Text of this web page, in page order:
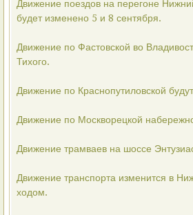
Движение поездов на перегоне
будет изменено 5 и 8 сентября.
Движение по Фастовской во
Тихого.
Движение по Краснопутиловской
Движение по Москворецкой
Движение трамваев на шоссе
Движение транспорта изменится в
ходом.